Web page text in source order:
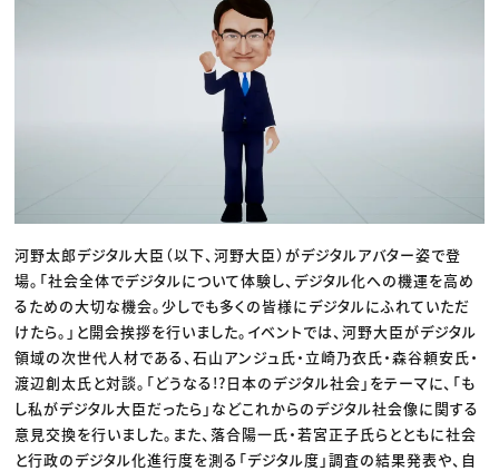
河野太郎デジタル大臣（以下、河野大臣）がデジタルアバター姿で登
場。「社会全体でデジタルについて体験し、デジタル化への機運を高め
るための大切な機会。少しでも多くの皆様にデジタルにふれていただ
けたら。」と開会挨拶を行いました。イベントでは、河野大臣がデジタル
領域の次世代人材である、石山アンジュ氏・立崎乃衣氏・森谷頼安氏・
渡辺創太氏と対談。「どうなる!?日本のデジタル社会」をテーマに、「も
し私がデジタル大臣だったら」などこれからのデジタル社会像に関する
意見交換を行いました。また、落合陽一氏・若宮正子氏らとともに社会
と行政のデジタル化進行度を測る「デジタル度」調査の結果発表や、自